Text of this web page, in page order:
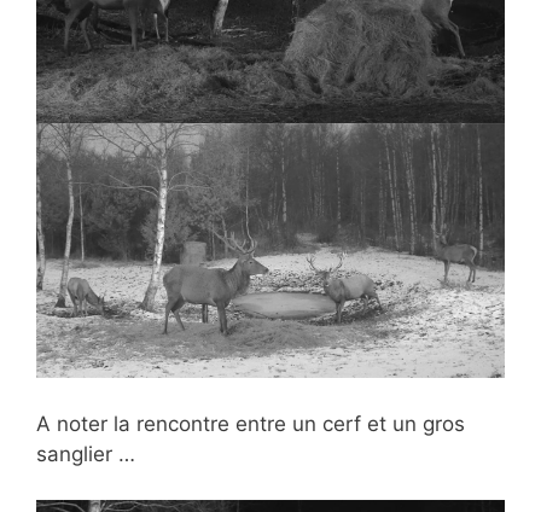
A noter la rencontre entre un cerf et un gros
sanglier …